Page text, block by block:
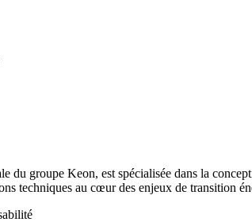
du groupe Keon, est spécialisée dans la
techniques au cœur des enjeux de transition